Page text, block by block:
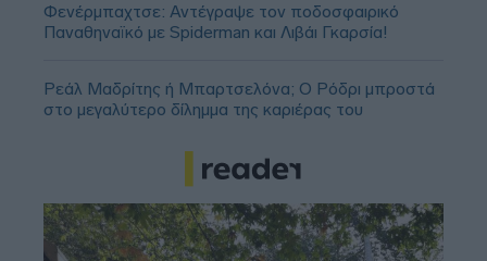
Φενέρμπαχτσε: Αντέγραψε τον ποδοσφαιρικό
Παναθηναϊκό με Spiderman και Λιβάι Γκαρσία!
Ρεάλ Μαδρίτης ή Μπαρτσελόνα; Ο Ρόδρι μπροστά
στο μεγαλύτερο δίλημμα της καριέρας του